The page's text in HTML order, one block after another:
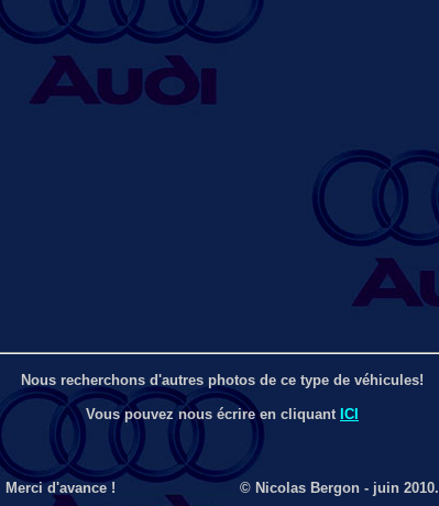
Nous recherchons d'autres photos de ce type de véhicules!
Vous pouvez nous écrire en cliquant ICI
Merci d'avance ! _______________ © Nicolas Bergon - juin 2010.